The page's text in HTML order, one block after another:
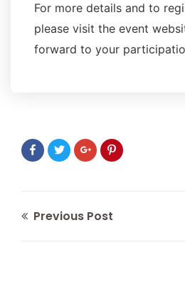
For more details and to
please visit the event
forward to your
Previous Post